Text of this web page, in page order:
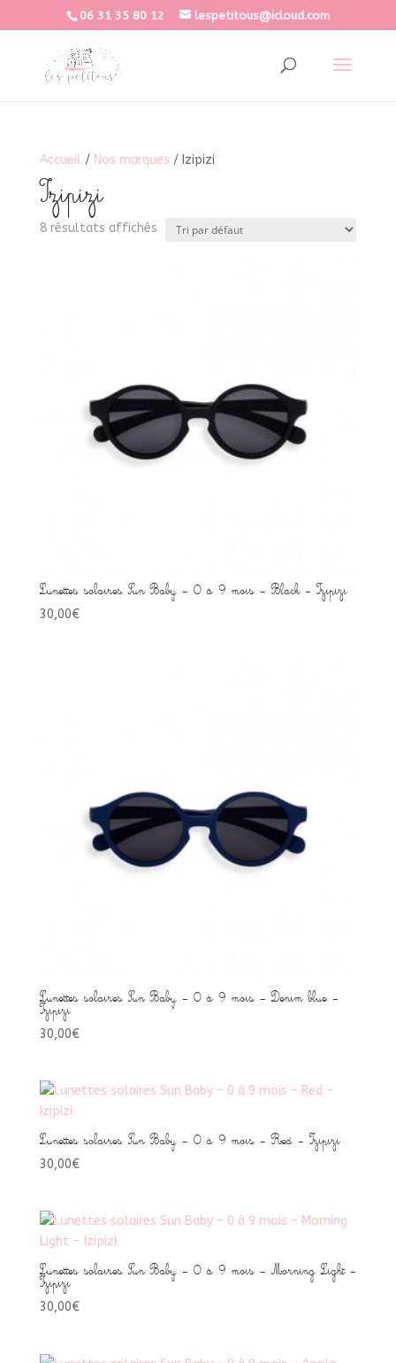
06 31 35 80 12 lespetitous@icloud.com
Accueil / Nos marques / Izipizi
Izipizi
8 résultats affichés
Lunettes solaires Sun Baby – 0 à 9 mois – Black – Izipizi
30,00€
Lunettes solaires Sun Baby – 0 à 9 mois – Denim blue –
Izipizi
30,00€
Lunettes solaires Sun Baby – 0 à 9 mois – Red – Izipizi
30,00€
Lunettes solaires Sun Baby – 0 à 9 mois – Morning Light –
Izipizi
30,00€